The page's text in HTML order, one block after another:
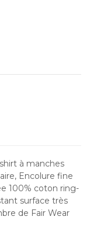
à manches
Encolure fine
100% coton ring-
surface très
de Fair Wear